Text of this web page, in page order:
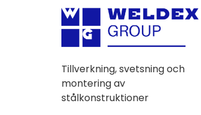
Tillverkning, svetsning och
montering av
stålkonstruktioner